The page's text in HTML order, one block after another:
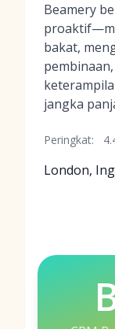
Beamery
bakat,
jangka
Peringkat:
London,